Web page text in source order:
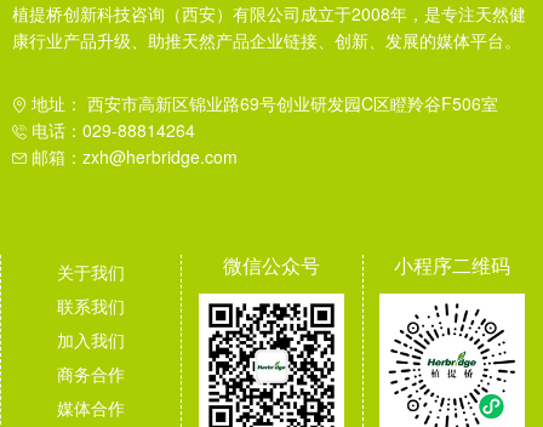
植提桥创新科技咨询（西安）有限公司成立于2008年，是专注天然健
康行业产品升级、助推天然产品企业链接、创新、发展的媒体平台。
地址： 西安市高新区锦业路69号创业研发园C区瞪羚谷F506室
电话：029-88814264
邮箱：zxh@herbridge.com
关于我们
联系我们
加入我们
商务合作
媒体合作
微信公众号 小程序二维码